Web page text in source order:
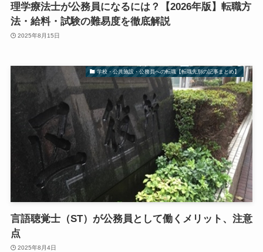
理学療法士が公務員になるには？【2026年版】転職方
法・給料・試験の難易度を徹底解説
2025年8月15日
学校・公共施設・公務員への転職【転職先別の記事まとめ】
言語聴覚士（ST）が公務員として働くメリット、注意
点
2025年8月4日